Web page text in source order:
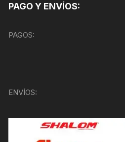
PAGO Y ENVÍOS:
PAGOS:
ENVÍOS: